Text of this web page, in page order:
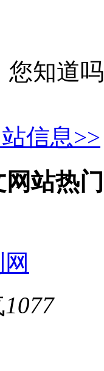
您知道
信息>>
网站热
1077